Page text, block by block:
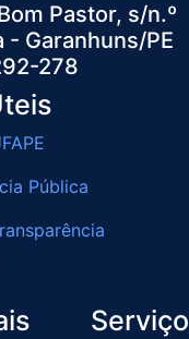
Pastor, s/n.º
- Garanhuns/PE
278
Pública